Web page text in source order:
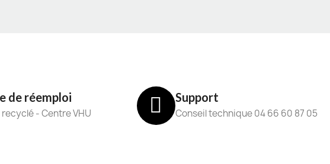
de réemploi
recyclé - Centre VHU
Support
Conseil technique 04 66 60 87 05